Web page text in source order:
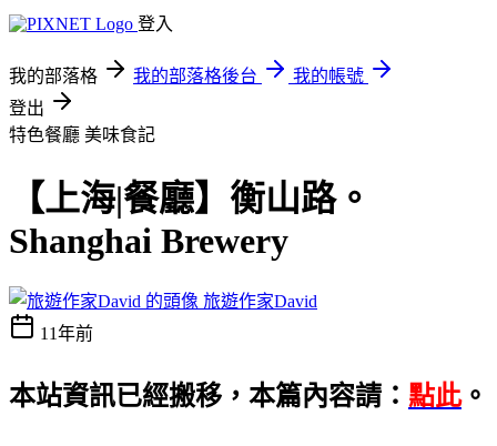
登入
我的部落格 我的部落格後台
我的帳號
登出
特色餐廳 美味食記
【上海|餐廳】衡山路。
Shanghai Brewery
旅遊作家David
11年前
本站資訊已經搬移，本篇內容請： 點此。